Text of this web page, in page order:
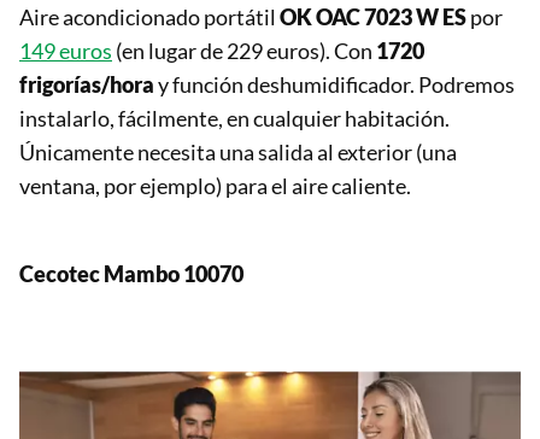
Aire acondicionado portátil OK OAC 7023 W ESpor
149 euros (en lugar de 229 euros). Con 1720
frigorías/horay función deshumidificador. Podremos
instalarlo, fácilmente, en cualquier habitación.
Únicamente necesita una salida al exterior (una
ventana, por ejemplo) para el aire caliente.
Cecotec Mambo 10070